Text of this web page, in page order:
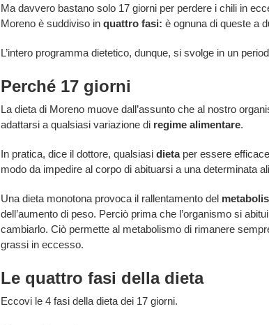
Ma davvero bastano solo 17 giorni per perdere i chili in
Moreno è suddiviso in quattro fasi: è ognuna di queste a
L’intero programma dietetico, dunque, si svolge in un
Perché 17 giorni
La dieta di Moreno muove dall’assunto che al nostro
adattarsi a qualsiasi variazione di regime alimentare.
In pratica, dice il dottore, qualsiasi dietaper essere
modo da impedire al corpo di abituarsi a una determinata
Una dieta monotona provoca il rallentamento del
dell’aumento di peso. Perciò prima che l’organismo si
cambiarlo. Ciò permette al metabolismo di rimanere
grassi in eccesso.
Le quattro fasi della dieta
Eccovi le 4 fasi della dieta dei 17 giorni.